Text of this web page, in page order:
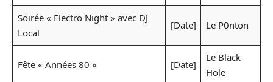
Soirée « Electro Night » avec DJ
Local
[Date] Le P0nton
Fête « Années 80 » [Date]
Le Black
Hole